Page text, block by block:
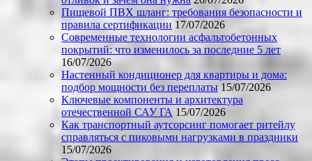
Пищевой ПВХ шланг: требования безопасности и
правила сертификации 17/07/2026
Современные технологии асфальтобетонных
покрытий: что изменилось за последние 5 лет
16/07/2026
Настенный кондиционер для квартиры и дома:
подбор мощности без переплаты 15/07/2026
Ключевые компоненты и архитектура
отечественной САУ ГА 15/07/2026
Как транспортный аутсорсинг помогает ритейлу
справляться с пиковыми нагрузками в праздники
15/07/2026